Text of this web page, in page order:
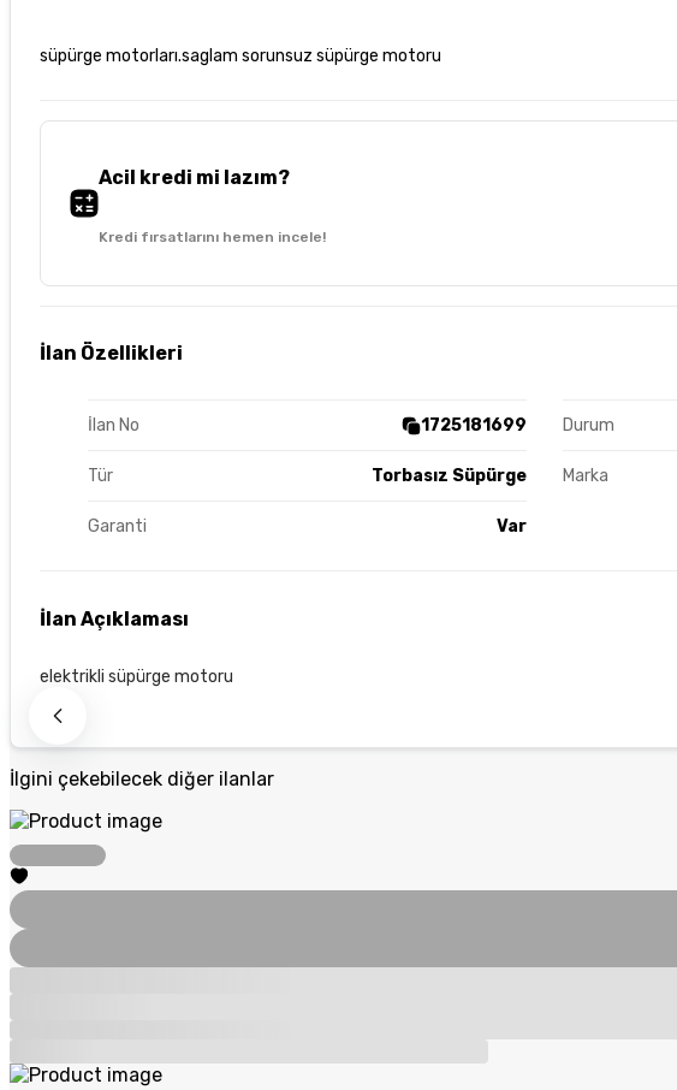
süpürge motorları.saglam sorunsuz süpürge motoru
Acil kredi mi lazım?
Kredi fırsatlarını hemen incele!
İlan Özellikleri
İlan No 1725181699 Durum
Tür Torbasız Süpürge Marka
Garanti Var
İlan Açıklaması
elektrikli süpürge motoru
İlgini çekebilecek diğer ilanlar